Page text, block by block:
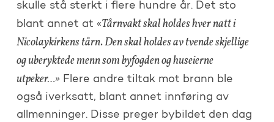
skulle stå sterkt i flere hundre år. Det sto
blant annet at «Tårnvakt skal holdes hver natt i
Nicolaykirkens tårn. Den skal holdes av tvende skjellige
og uberyktede menn som byfogden og huseierne
utpeker…» Flere andre tiltak mot brann ble
også iverksatt, blant annet innføring av
allmenninger. Disse preger bybildet den dag